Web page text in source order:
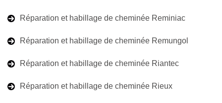
Réparation et habillage de cheminée Reminiac
Réparation et habillage de cheminée Remungol
Réparation et habillage de cheminée Riantec
Réparation et habillage de cheminée Rieux